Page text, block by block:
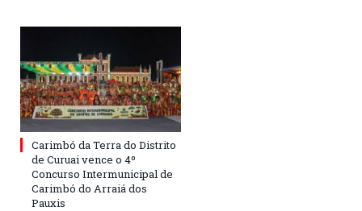
Carimbó da Terra do Distrito
de Curuai vence o 4º
Concurso Intermunicipal de
Carimbó do Arraiá dos
Pauxis